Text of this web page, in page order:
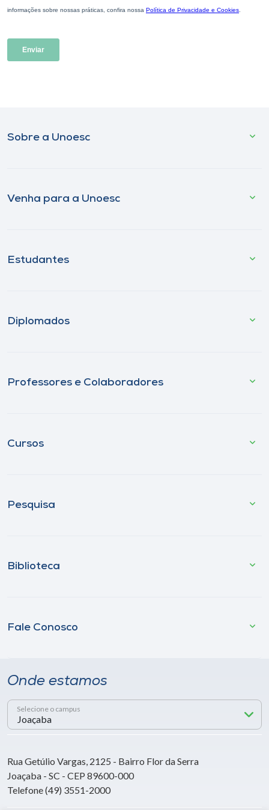
Sobre a Unoesc
Venha para a Unoesc
Estudantes
Diplomados
Professores e Colaboradores
Cursos
Pesquisa
Biblioteca
Fale Conosco
Onde estamos
Selecione o campus
Rua Getúlio Vargas, 2125 - Bairro Flor da Serra
Joaçaba - SC - CEP 89600-000
Telefone (49) 3551-2000